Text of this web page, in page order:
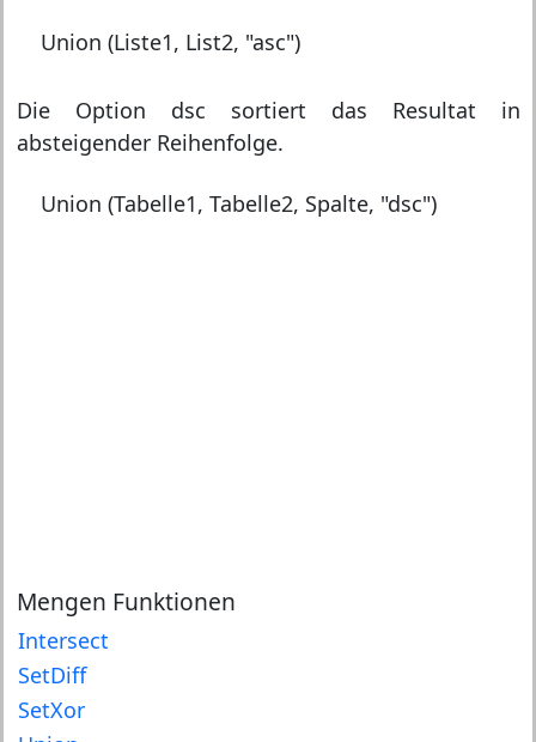
Union (Liste1, List2, "asc")
Die Option dsc sortiert das Resultat in
absteigender Reihenfolge.
Union (Tabelle1, Tabelle2, Spalte, "dsc")
Mengen Funktionen
Intersect
SetDiff
SetXor